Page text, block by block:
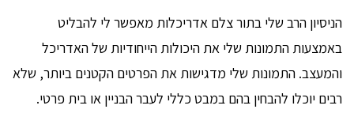
הניסיון הרב שלי בתור צלם אדריכלות מאפשר לי להבליט
באמצעות התמונות שלי את היכולות הייחודיות של האדריכל
והמעצב. התמונות שלי מדגישות את הפרטים הקטנים ביותר, שלא
רבים יוכלו להבחין בהם במבט כללי לעבר הבניין או בית פרטי.